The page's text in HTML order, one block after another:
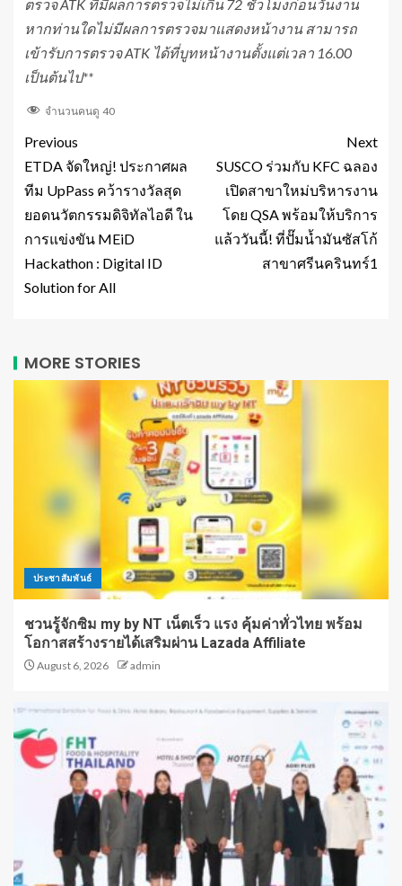
ตรวจ ATK ที่มีผลการตรวจไม่เกิน 72 ชั่วโมงก่อนวันงาน
หากท่านใดไม่มีผลการตรวจมาแสดงหน้างาน สามารถ
เข้ารับการตรวจ ATK ได้ที่บูทหน้างานตั้งแต่เวลา 16.00
เป็นต้นไป**
จำนวนคนดู 40
Previous
ETDA จัดใหญ่! ประกาศผล
ทีม UpPass คว้ารางวัลสุด
ยอดนวัตกรรมดิจิทัลไอดี ใน
การแข่งขัน MEiD
Hackathon : Digital ID
Solution for All
Next
SUSCO ร่วมกับ KFC ฉลอง
เปิดสาขาใหม่บริหารงาน
โดย QSA พร้อมให้บริการ
แล้ววันนี้! ที่ปั๊มน้ำมันซัสโก้
สาขาศรีนครินทร์1
MORE STORIES
ประชาสัมพันธ์
ชวนรู้จักซิม my by NT เน็ตเร็ว แรง คุ้มค่าทั่วไทย พร้อม
โอกาสสร้างรายได้เสริมผ่าน Lazada Affiliate
August 6, 2026 admin